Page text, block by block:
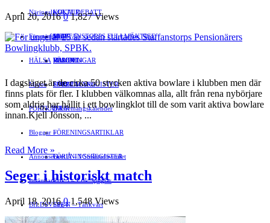
LOKALDEBATT
STAFFANSTORPS FULLMÄKTIGE
VAL 2014
KULTUR
Mat
RESOR
EVENEMANG
Evenemangskalender
Näringsliv »
JOBB
HANDEL
FÖRETAGSREGISTER
Föreningsliv »
FÖRENINGAR
SPORT
DJUR
FÖRENINGSARTIKLAR
FÖRENINGSREGISTER
HÄLSA
Motor
PORTRÄTT
Bloggar »
Gert Å – I Småstadsvimlet
Erik J – Erik Speglar
Stig N – Tänkvärt
Annonsera
Insändare
BILDSVEPET
April 20, 2016 0 1,827 Views
I dagsläget är de cirka 50 stycken aktiva bowlare i klubben men där
finns plats för fler. I klubben välkomnas alla, allt från rena nybörjare
som aldrig har hållit i ett bowlingklot till de som varit aktiva bowlare
innan.Kjell Jönsson, ...
Read More »
Seger i historiskt match
April 18, 2016 0 1,548 Views